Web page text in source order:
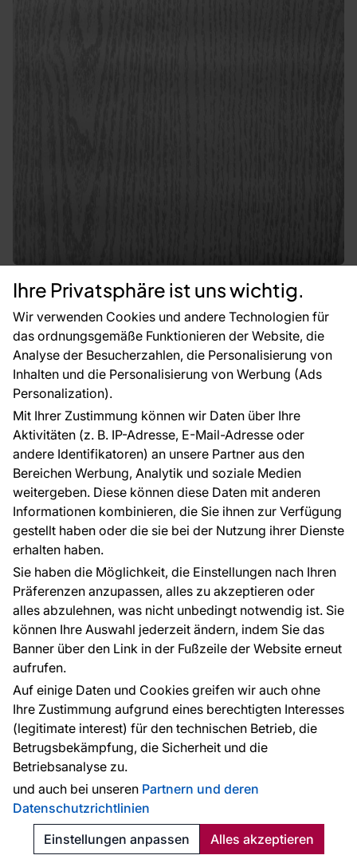
Ihre Privatsphäre ist uns wichtig.
Wir verwenden Cookies und andere Technologien für
das ordnungsgemäße Funktionieren der Website, die
Analyse der Besucherzahlen, die Personalisierung von
Inhalten und die Personalisierung von Werbung (Ads
Personalization).
Mit Ihrer Zustimmung können wir Daten über Ihre
Aktivitäten (z. B. IP-Adresse, E-Mail-Adresse oder
andere Identifikatoren) an unsere Partner aus den
Bereichen Werbung, Analytik und soziale Medien
weitergeben. Diese können diese Daten mit anderen
Informationen kombinieren, die Sie ihnen zur Verfügung
gestellt haben oder die sie bei der Nutzung ihrer Dienste
erhalten haben.
Sie haben die Möglichkeit, die Einstellungen nach Ihren
Präferenzen anzupassen, alles zu akzeptieren oder
alles abzulehnen, was nicht unbedingt notwendig ist. Sie
können Ihre Auswahl jederzeit ändern, indem Sie das
Banner über den Link in der Fußzeile der Website erneut
aufrufen.
Auf einige Daten und Cookies greifen wir auch ohne
Ihre Zustimmung aufgrund eines berechtigten Interesses
(legitimate interest) für den technischen Betrieb, die
Betrugsbekämpfung, die Sicherheit und die
Betriebsanalyse zu.
und auch bei unseren Partnern und deren
Datenschutzrichtlinien
Einstellungen anpassen
Alles akzeptieren
Selbstklebende Tapete für Türen/Selbstklebende Holzfolie
Gekkofix 11245, Eiche grau/silber, Breite 90cm
Auf Lager
4.36 €5.37 €
Bestellen
Sonderangebot -19%
Selbstklebefolie Gekkofix 11389, glänzend weiß, Breite 90 cm
4.36 €5.37 €